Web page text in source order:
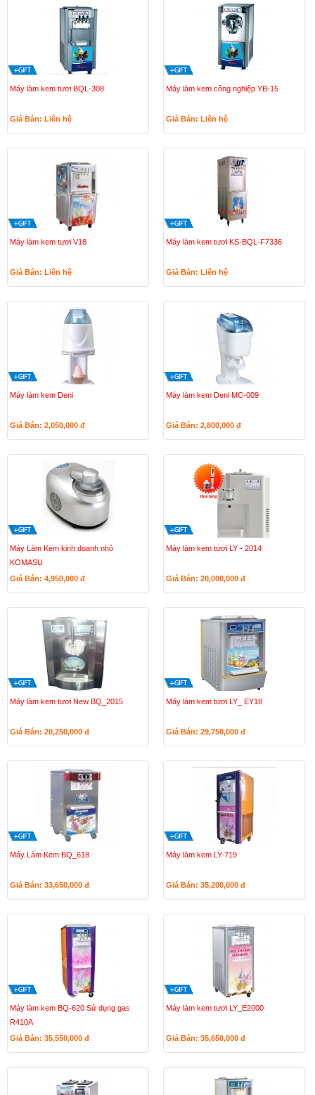
Máy làm kem tươi BQL-308
Giá Bán: Liên hệ
Máy làm kem công nghiệp YB-15
Giá Bán: Liên hệ
Máy làm kem tươi V18
Giá Bán: Liên hệ
Máy làm kem tươi KS-BQL-F7336
Giá Bán: Liên hệ
Máy làm kem Deni
Giá Bán: 2,050,000 đ
Máy làm kem Deni MC-009
Giá Bán: 2,800,000 đ
Máy Làm Kem kinh doanh nhỏ
KOMASU
Giá Bán: 4,950,000 đ
Máy làm kem tươi LY - 2014
Giá Bán: 20,000,000 đ
Máy làm kem tươi New BQ_2015
Giá Bán: 20,250,000 đ
Máy làm kem tươi LY_ EY18
Giá Bán: 29,750,000 đ
Máy Làm Kem BQ_618
Giá Bán: 33,650,000 đ
Máy làm kem LY-719
Giá Bán: 35,200,000 đ
Máy làm kem BQ-620 Sử dụng gas
R410A
Giá Bán: 35,550,000 đ
Máy làm kem tươi LY_E2000
Giá Bán: 35,650,000 đ